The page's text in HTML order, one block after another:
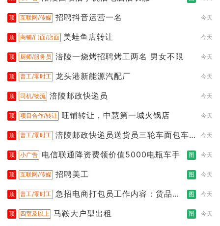
顶 互联网/传媒 招聘抖音运营一名 今天
顶 商铺/门面/店面 美蛙鱼店转让 今天
顶 厨师/服务员 涪陵一烧烤招聘烤工两名 男女不限 今天
顶 普工/零时工 龙头港新能源汽配厂 今天
顶 司机/物流 涪陵邮政快递员 今天
顶 项目合作/转让 旺铺转让，中慧第一城火锅店 今天
顶 普工/零时工 涪陵邮政快递员送货员三轮车面包车
今天
顶 小广告 电信联通降资费领价值5000电瓶车手 图 今天
顶 互联网/传媒 招聘美工 图 今天
顶 普工/零时工 急招电商打包员工作内容：货品分
图 今天
顶 四室及以上 马鞍大户型出租 图 今天